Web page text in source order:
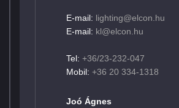
E-mail: lighting@elcon.hu
E-mail: kl@elcon.hu
Tel: +36/23-232-047
Mobil: +36 20 334-1318
Joó Ágnes